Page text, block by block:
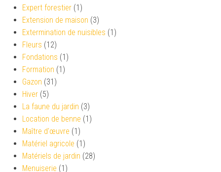
Expert forestier (1)
Extension de maison (3)
Extermination de nuisibles (1)
Fleurs (12)
Fondations (1)
Formation (1)
Gazon (31)
Hiver (5)
La faune du jardin (3)
Location de benne (1)
Maître d'œuvre (1)
Matériel agricole (1)
Matériels de jardin (28)
Menuiserie (1)